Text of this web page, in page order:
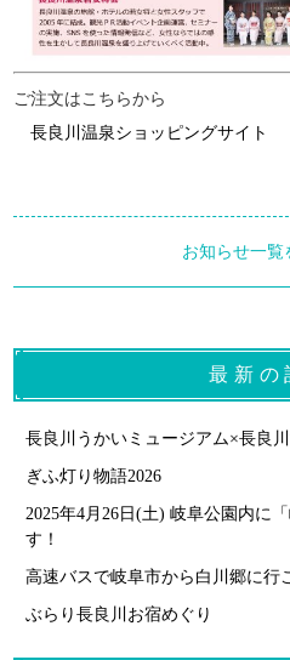
ご注文はこちらから
長良川温泉ショッピングサイト
お知らせ一覧
最新の
長良川うかいミュージアム×長良
ぎふ灯り物語2026
2025年4月26日(土) 岐阜公園内に
す！
高速バスで岐阜市から白川郷に行
ぶらり長良川お宿めぐり